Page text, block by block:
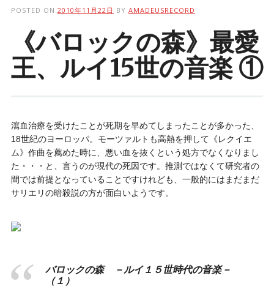
POSTED ON 2010年11月22日 BY AMADEUSRECORD
《バロックの森》最愛
王、ルイ15世の音楽 ①
瀉血治療を受けたことが死期を早めてしまったことが多かった、
18世紀のヨーロッパ。モーツァルトも高熱を押して《レクイエ
ム》作曲を薦めた時に、悪い血を抜くという処方でなくなりまし
た・・・と、言うのが現代の死因です。推測ではなくて研究者の
間では前提となっていることですけれども、一般的にはまだまだ
サリエリの暗殺説の方が面白いようです。
バロックの森 －ルイ１５世時代の音楽－
（１）